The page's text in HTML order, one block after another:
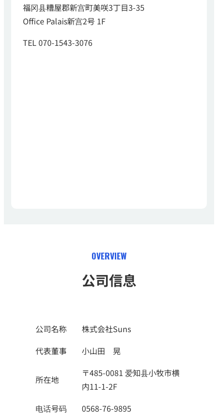
福冈县糟屋郡新宫町美咲3丁目3-35
Office Palais新宫2号 1F
TEL 070-1543-3076
OVERVIEW
公司信息
公司名称
株式会社Suns
代表董事
小山田 晃
所在地
〒485-0081 爱知县小牧市横
内11-1-2F
电话号码
0568-76-9895